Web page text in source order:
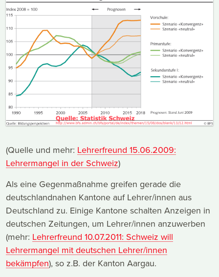
(Quelle und mehr: Lehrerfreund 15.06.2009:
Lehrermangel in der Schweiz)
Als eine Gegenmaßnahme greifen gerade die
deutschlandnahen Kantone auf Lehrer/innen aus
Deutschland zu. Einige Kantone schalten Anzeigen in
deutschen Zeitungen, um Lehrer/innen anzuwerben
(mehr: Lehrerfreund 10.07.2011: Schweiz will
Lehrermangel mit deutschen Lehrer/innen
bekämpfen), so z.B. der Kanton Aargau.